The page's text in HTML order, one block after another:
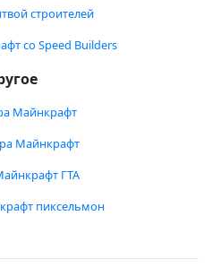
строителей
со Speed Builders
Майнкрафт
Майнкрафт
ГТА
пиксельмон